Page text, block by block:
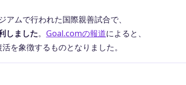
ムで行われた国際親善試合で、
しました。 Goal.comの報道によると、
を象徴するものとなりました。